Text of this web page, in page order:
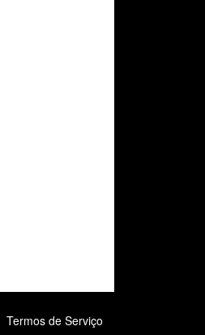
Termos de Serviço